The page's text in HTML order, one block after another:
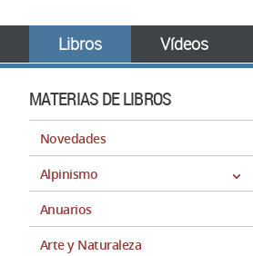
Libros Vídeos
MATERIAS DE LIBROS
Novedades
Alpinismo
Anuarios
Arte y Naturaleza